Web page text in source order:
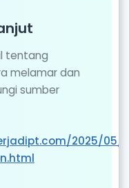
tentang
melamar dan
sumber
2025/05/